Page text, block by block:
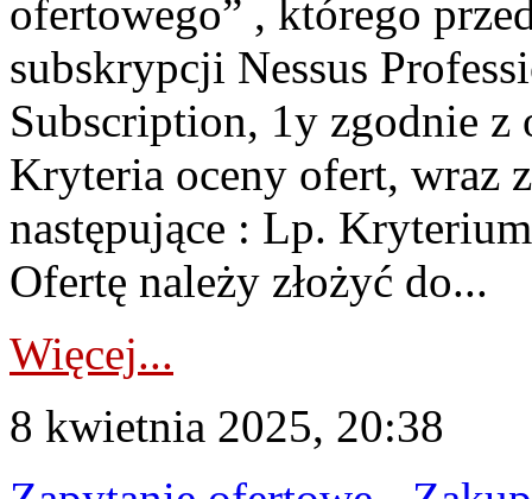
ofertowego” , którego
subskrypcji Nessus
Subscription, 1y zgodnie z
Kryteria oceny ofert, wraz
następujące : Lp.
Ofertę należy złożyć do...
Więcej...
8 kwietnia 2025, 20:38